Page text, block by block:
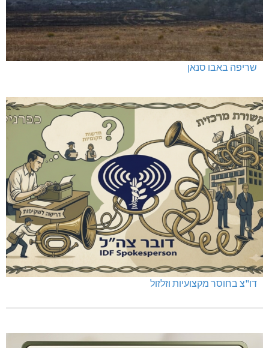
שריפה באבו סנאן
דו"צ בחוסר מקצועיות וזלזול